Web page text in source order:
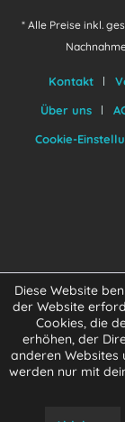
* Alle Preise inkl.
Kontakt
Über uns
Cookie-
Diese Website
der Website
Cookies, die
erhöhen, der
anderen Websites
werden nur mit